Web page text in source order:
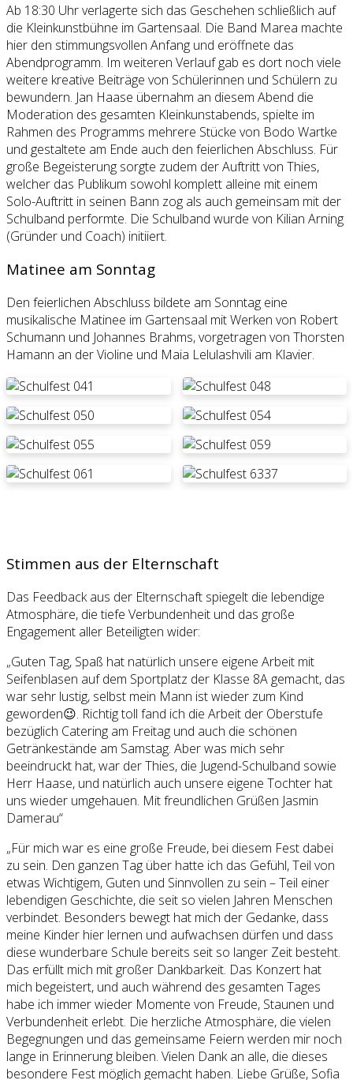
Ab 18:30 Uhr verlagerte sich das Geschehen schließlich auf
die Kleinkunstbühne im Gartensaal. Die Band Marea machte
hier den stimmungsvollen Anfang und eröffnete das
Abendprogramm. Im weiteren Verlauf gab es dort noch viele
weitere kreative Beiträge von Schülerinnen und Schülern zu
bewundern. Jan Haase übernahm an diesem Abend die
Moderation des gesamten Kleinkunstabends, spielte im
Rahmen des Programms mehrere Stücke von Bodo Wartke
und gestaltete am Ende auch den feierlichen Abschluss. Für
große Begeisterung sorgte zudem der Auftritt von Thies,
welcher das Publikum sowohl komplett alleine mit einem
Solo-Auftritt in seinen Bann zog als auch gemeinsam mit der
Schulband performte. Die Schulband wurde von Kilian Arning
(Gründer und Coach) initiiert.
Matinee am Sonntag
Den feierlichen Abschluss bildete am Sonntag eine
musikalische Matinee im Gartensaal mit Werken von Robert
Schumann und Johannes Brahms, vorgetragen von Thorsten
Hamann an der Violine und Maia Lelulashvili am Klavier.
Stimmen aus der Elternschaft
Das Feedback aus der Elternschaft spiegelt die lebendige
Atmosphäre, die tiefe Verbundenheit und das große
Engagement aller Beteiligten wider:
„Guten Tag, Spaß hat natürlich unsere eigene Arbeit mit
Seifenblasen auf dem Sportplatz der Klasse 8A gemacht, das
war sehr lustig, selbst mein Mann ist wieder zum Kind
geworden😉. Richtig toll fand ich die Arbeit der Oberstufe
bezüglich Catering am Freitag und auch die schönen
Getränkestände am Samstag. Aber was mich sehr
beeindruckt hat, war der Thies, die Jugend-Schulband sowie
Herr Haase, und natürlich auch unsere eigene Tochter hat
uns wieder umgehauen. Mit freundlichen Grüßen Jasmin
Damerau“
„Für mich war es eine große Freude, bei diesem Fest dabei
zu sein. Den ganzen Tag über hatte ich das Gefühl, Teil von
etwas Wichtigem, Guten und Sinnvollen zu sein – Teil einer
lebendigen Geschichte, die seit so vielen Jahren Menschen
verbindet. Besonders bewegt hat mich der Gedanke, dass
meine Kinder hier lernen und aufwachsen dürfen und dass
diese wunderbare Schule bereits seit so langer Zeit besteht.
Das erfüllt mich mit großer Dankbarkeit. Das Konzert hat
mich begeistert, und auch während des gesamten Tages
habe ich immer wieder Momente von Freude, Staunen und
Verbundenheit erlebt. Die herzliche Atmosphäre, die vielen
Begegnungen und das gemeinsame Feiern werden mir noch
lange in Erinnerung bleiben. Vielen Dank an alle, die dieses
besondere Fest möglich gemacht haben. Liebe Grüße, Sofia